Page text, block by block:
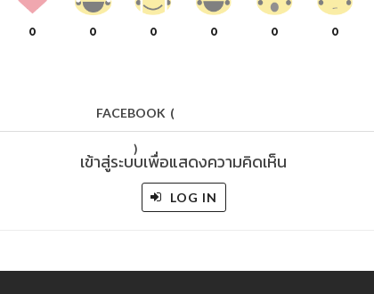
0 0 0 0 0 0
FACEBOOK (
)
เข้าสู่ระบบเพื่อแสดงความคิดเห็น
LOG IN